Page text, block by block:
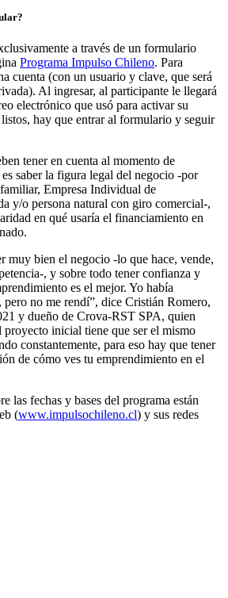
a través de un formulario
Programa Impulso Chileno. Para
cuenta (con un usuario y clave, que será
Al ingresar, al participante le llegará
electrónico que usó para activar su
listos, hay que entrar al formulario y seguir
tener en cuenta al momento de
saber la figura legal del negocio -por
Empresa Individual de
y/o persona natural con giro comercial-,
en qué usaría el financiamiento en
muy bien el negocio -lo que hace, vende,
, y sobre todo tener confianza y
es el mejor. Yo había
no me rendí”, dice Cristián Romero,
y dueño de Crova-RST SPA, quien
proyecto inicial tiene que ser el mismo
constantemente, para eso hay que tener
de cómo ves tu emprendimiento en el
las fechas y bases del programa están
(www.impulsochileno.cl) y sus redes